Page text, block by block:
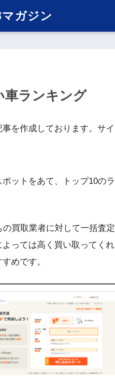
ガジン
車ランキング
を作成しております。サ
ポットをあて、トップ10の
の買取業者に対して一括査
っては高く買い取ってく
めです。